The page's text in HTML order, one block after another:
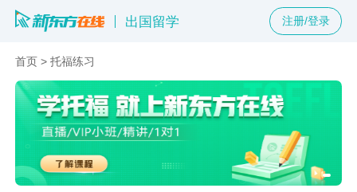
出国留学 注册/登录
首页 >托福练习